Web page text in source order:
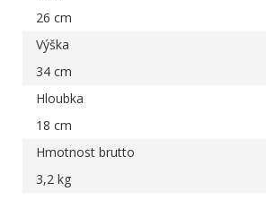
26 cm
Výška
34 cm
Hloubka
18 cm
Hmotnost brutto
3,2 kg